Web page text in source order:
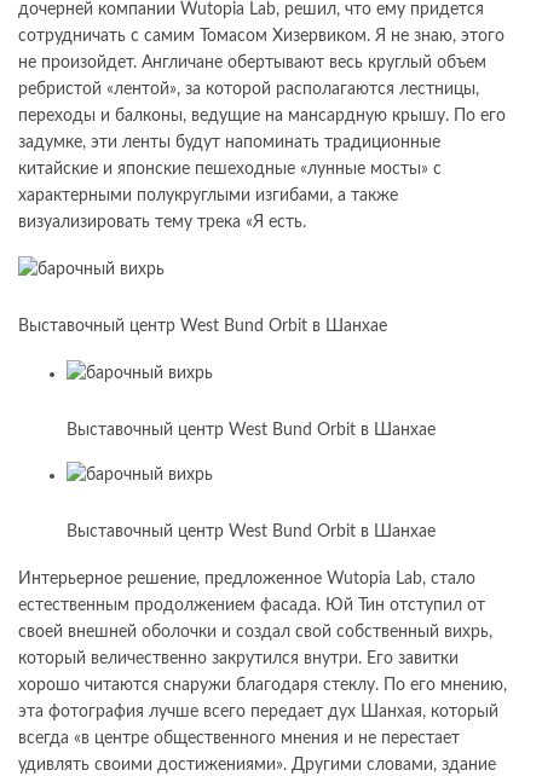
дочерней компании Wutopia Lab, решил, что ему придется
сотрудничать с самим Томасом Хизервиком. Я не знаю, этого
не произойдет. Англичане обертывают весь круглый объем
ребристой «лентой», за которой располагаются лестницы,
переходы и балконы, ведущие на мансардную крышу. По его
задумке, эти ленты будут напоминать традиционные
китайские и японские пешеходные «лунные мосты» с
характерными полукруглыми изгибами, а также
визуализировать тему трека «Я есть.
Выставочный центр West Bund Orbit в Шанхае
Выставочный центр West Bund Orbit в Шанхае
Выставочный центр West Bund Orbit в Шанхае
Интерьерное решение, предложенное Wutopia Lab, стало
естественным продолжением фасада. Юй Тин отступил от
своей внешней оболочки и создал свой собственный вихрь,
который величественно закрутился внутри. Его завитки
хорошо читаются снаружи благодаря стеклу. По его мнению,
эта фотография лучше всего передает дух Шанхая, который
всегда «в центре общественного мнения и не перестает
удивлять своими достижениями». Другими словами, здание